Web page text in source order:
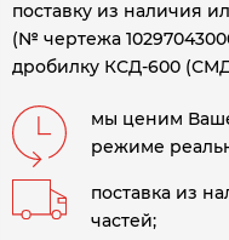
поставку из наличия
(№ чертежа
дробилку КСД-600
мы ценим
режиме
поставка из
частей;